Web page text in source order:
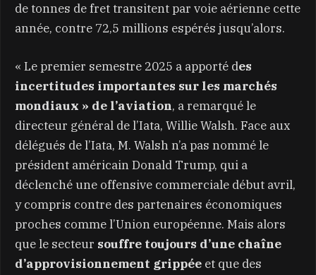
de tonnes de fret transitent par voie aérienne cette
année, contre 72,5 millions espérés jusqu’alors.
« Le premier semestre 2025 a apporté des
incertitudes importantes sur les marchés
mondiaux » de l’aviation, a remarqué le
directeur général de l’Iata, Willie Walsh. Face aux
délégués de l’Iata, M. Walsh n’a pas nommé le
président américain Donald Trump, qui a
déclenché une offensive commerciale début avril,
y compris contre des partenaires économiques
proches comme l’Union européenne. Mais alors
que le secteur souffre toujours d’une chaîne
d’approvisionnement grippée et que des